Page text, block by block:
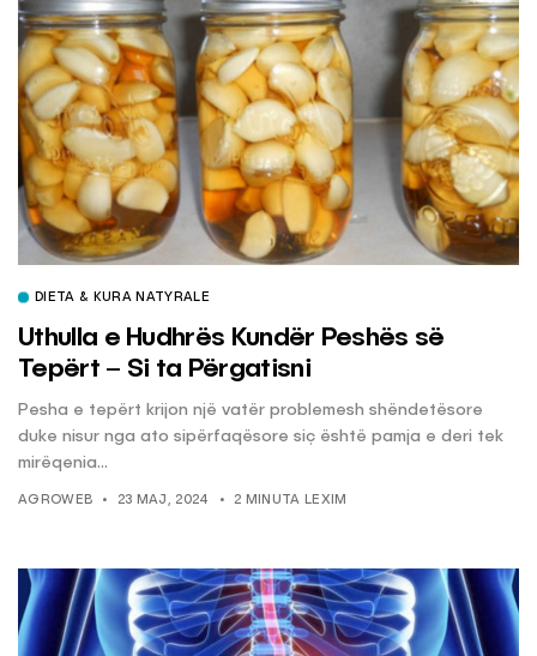
DIETA & KURA NATYRALE
Uthulla e Hudhrës Kundër Peshës së
Tepërt – Si ta Përgatisni
Pesha e tepërt krijon një vatër problemesh shëndetësore
duke nisur nga ato sipërfaqësore siç është pamja e deri tek
mirëqenia...
AGROWEB 23 MAJ, 2024 2 MINUTA LEXIM